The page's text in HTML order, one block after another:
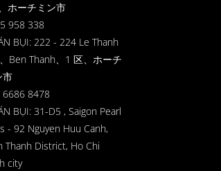
ホーチミン市
958 338
BỤI: 222 - 224 Le Thanh
Ben Thanh、1 区、ホーチ
市
6686 8478
BỤI: 31-D5 , Saigon Pearl
- 92 Nguyen Huu Canh,
Thanh District, Ho Chi
city